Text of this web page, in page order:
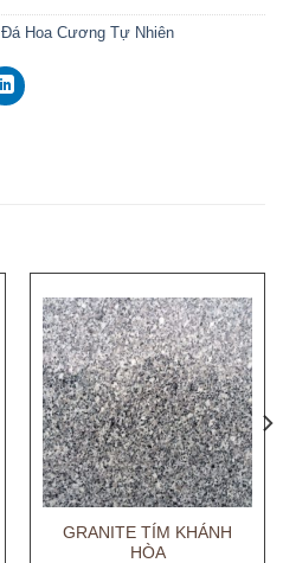
Đá Hoa Cương Tự Nhiên
GRANITE TÍM KHÁNH
HÒA